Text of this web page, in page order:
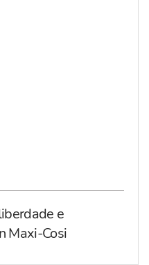
e
Maxi-Cosi